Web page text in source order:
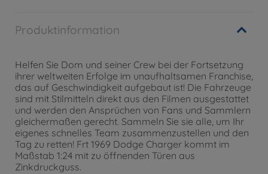
Produktinformation
Helfen Sie Dom und seiner Crew bei der Fortsetzung
ihrer weltweiten Erfolge im unaufhaltsamen Franchise,
das auf Geschwindigkeit aufgebaut ist! Die Fahrzeuge
sind mit Stilmitteln direkt aus den Filmen ausgestattet
und werden den Ansprüchen von Fans und Sammlern
gleichermaßen gerecht. Sammeln Sie sie alle, um Ihr
eigenes schnelles Team zusammenzustellen und den
Tag zu retten! Frt 1969 Dodge Charger kommt im
Maßstab 1:24 mit zu öffnenden Türen aus
Zinkdruckguss.